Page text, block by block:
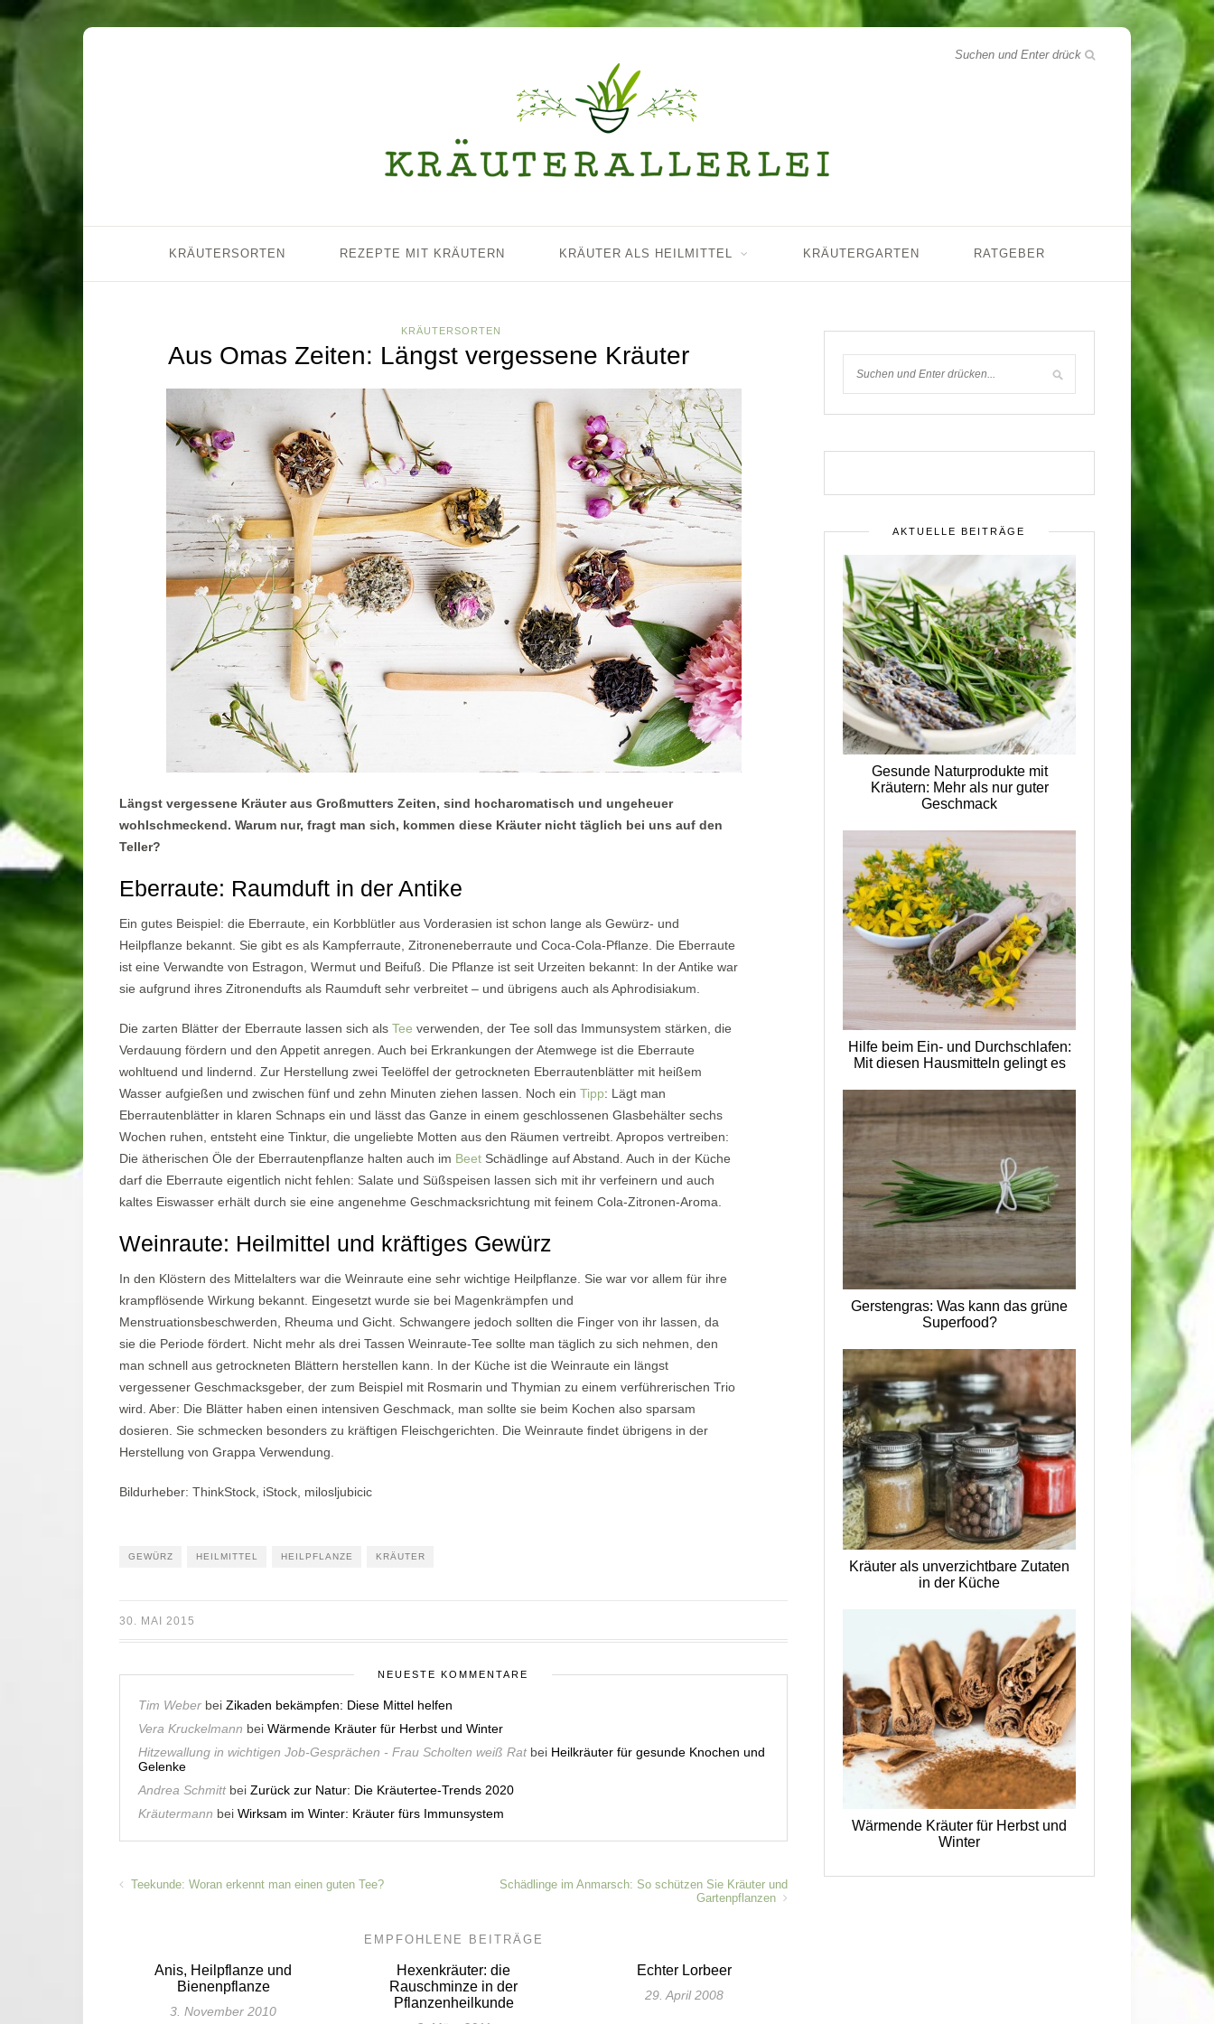
KRÄUTERSORTEN REZEPTE MIT KRÄUTERN KRÄUTER ALS HEILMITTEL KRÄUTERGARTEN RATGEBER
KRÄUTERSORTEN
Aus Omas Zeiten: Längst vergessene Kräuter
Längst vergessene Kräuter aus Großmutters Zeiten, sind hocharomatisch und ungeheuer
wohlschmeckend. Warum nur, fragt man sich, kommen diese Kräuter nicht täglich bei uns auf den
Teller?
Eberraute: Raumduft in der Antike
Ein gutes Beispiel: die Eberraute, ein Korbblütler aus Vorderasien ist schon lange als Gewürz- und
Heilpflanze bekannt. Sie gibt es als Kampferraute, Zitroneneberraute und Coca-Cola-Pflanze. Die Eberraute
ist eine Verwandte von Estragon, Wermut und Beifuß. Die Pflanze ist seit Urzeiten bekannt: In der Antike war
sie aufgrund ihres Zitronendufts als Raumduft sehr verbreitet – und übrigens auch als Aphrodisiakum.
Die zarten Blätter der Eberraute lassen sich als Tee verwenden, der Tee soll das Immunsystem stärken, die
Verdauung fördern und den Appetit anregen. Auch bei Erkrankungen der Atemwege ist die Eberraute
wohltuend und lindernd. Zur Herstellung zwei Teelöffel der getrockneten Eberrautenblätter mit heißem
Wasser aufgießen und zwischen fünf und zehn Minuten ziehen lassen. Noch ein Tipp: Lägt man
Eberrautenblätter in klaren Schnaps ein und lässt das Ganze in einem geschlossenen Glasbehälter sechs
Wochen ruhen, entsteht eine Tinktur, die ungeliebte Motten aus den Räumen vertreibt. Apropos vertreiben:
Die ätherischen Öle der Eberrautenpflanze halten auch im Beet Schädlinge auf Abstand. Auch in der Küche
darf die Eberraute eigentlich nicht fehlen: Salate und Süßspeisen lassen sich mit ihr verfeinern und auch
kaltes Eiswasser erhält durch sie eine angenehme Geschmacksrichtung mit feinem Cola-Zitronen-Aroma.
Weinraute: Heilmittel und kräftiges Gewürz
In den Klöstern des Mittelalters war die Weinraute eine sehr wichtige Heilpflanze. Sie war vor allem für ihre
krampflösende Wirkung bekannt. Eingesetzt wurde sie bei Magenkrämpfen und
Menstruationsbeschwerden, Rheuma und Gicht. Schwangere jedoch sollten die Finger von ihr lassen, da
sie die Periode fördert. Nicht mehr als drei Tassen Weinraute-Tee sollte man täglich zu sich nehmen, den
man schnell aus getrockneten Blättern herstellen kann. In der Küche ist die Weinraute ein längst
vergessener Geschmacksgeber, der zum Beispiel mit Rosmarin und Thymian zu einem verführerischen Trio
wird. Aber: Die Blätter haben einen intensiven Geschmack, man sollte sie beim Kochen also sparsam
dosieren. Sie schmecken besonders zu kräftigen Fleischgerichten. Die Weinraute findet übrigens in der
Herstellung von Grappa Verwendung.
Bildurheber: ThinkStock, iStock, milosljubicic
GEWÜRZ HEILMITTEL HEILPFLANZE KRÄUTER
30. MAI 2015
NEUESTE KOMMENTARE
Tim Weber bei Zikaden bekämpfen: Diese Mittel helfen
Vera Kruckelmann bei Wärmende Kräuter für Herbst und Winter
Hitzewallung in wichtigen Job-Gesprächen - Frau Scholten weiß Ratbei Heilkräuter für gesunde Knochen und
Gelenke
Andrea Schmittbei Zurück zur Natur: Die Kräutertee-Trends 2020
Kräutermann bei Wirksam im Winter: Kräuter fürs Immunsystem
Teekunde: Woran erkennt man einen guten Tee?
Schädlinge im Anmarsch: So schützen Sie Kräuter und
Gartenpflanzen
EMPFOHLENE BEITRÄGE
Anis, Heilpflanze und
Bienenpflanze
3. November 2010
Hexenkräuter: die
Rauschminze in der
Pflanzenheilkunde
Echter Lorbeer
29. April 2008
AKTUELLE BEITRÄGE
Gesunde Naturprodukte mit
Kräutern: Mehr als nur guter
Geschmack
Hilfe beim Ein- und Durchschlafen:
Mit diesen Hausmitteln gelingt es
Gerstengras: Was kann das grüne
Superfood?
Kräuter als unverzichtbare Zutaten
in der Küche
Wärmende Kräuter für Herbst und
Winter